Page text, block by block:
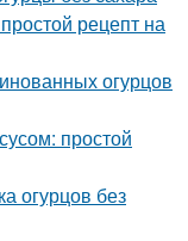
рецепт на
огурцов
простой
огурцов без